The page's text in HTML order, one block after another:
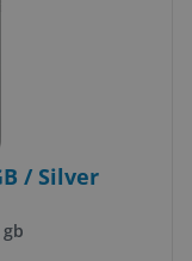
/ Silver
gb